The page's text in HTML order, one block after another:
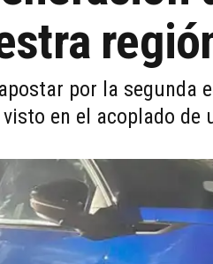
por la segunda
en el acoplado de